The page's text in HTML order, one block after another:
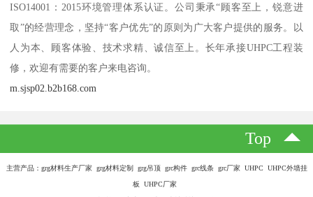
ISO14001：2015环境管理体系认证。公司秉承“顾客至上，锐意进
取”的经营理念，坚持“客户优先”的原则为广大客户提供的服务。以
人为本、顾客体验、技术求精、诚信至上。长年承接UHPC工程装
修，欢迎有需要的客户来电咨询。
m.sjsp02.b2b168.com
Top
主营产品：grg材料生产厂家 grg材料定制 grg吊顶 grc构件 grc线条 grc厂家 UHPC UHPC外墙挂
板 UHPC厂家